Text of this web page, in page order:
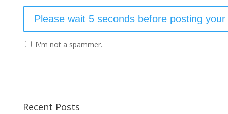
I\'m not a spammer.
Recent Posts